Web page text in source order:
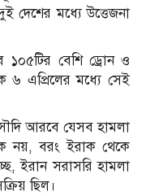
মধ্যে উত্তেজনা
১০৫টির বেশি ড্রোন ও
৬ এপ্রিলের মধ্যে সেই
আরবে যেসব হামলা
নয়, বরং ইরাক থেকে
ইরান সরাসরি হামলা
ছিল।